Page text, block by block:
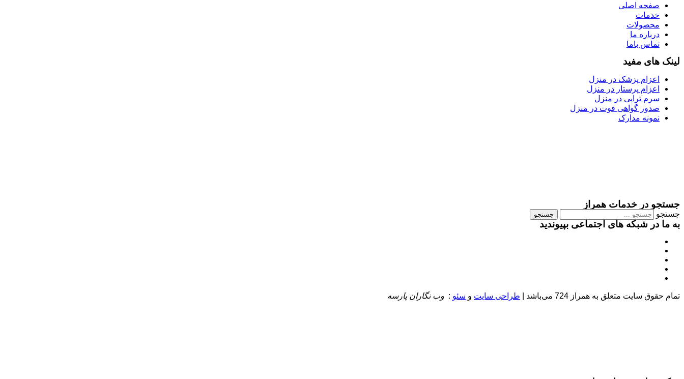
صفحه اصلی
خدمات
محصولات
درباره ما
تماس باما
لینک های مفید
اعزام پزشک در منزل
اعزام پرستار در منزل
سرم تراپی در منزل
صدور گواهی فوت در منزل
نمونه مدارک
جستجو در خدمات همراز
جستجو جستجو
به ما در شبکه های اجتماعی بپیوندید
تمام حقوق سایت متعلق به همراز 724 می‌باشد | طراحی سایت و سئو : وب نگاران پارسه